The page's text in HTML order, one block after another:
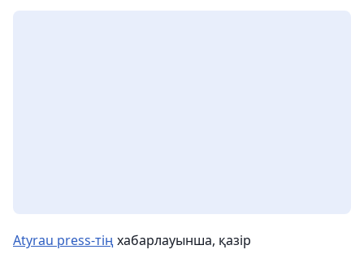
Atyrau press-тің хабарлауынша, қазір